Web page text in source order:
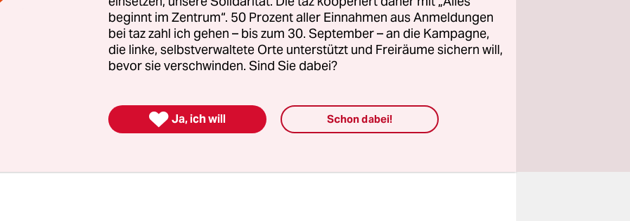
Endlichkeit der Ressourcen ist das Ziel der
neu geschaffen werden: Diese drei Strategien
die Studie des Kölner Instituts.
beginnt im Zentrum“. 50 Prozent aller Einnahmen aus Anmeldungen
bei taz zahl ich gehen – bis zum 30. September – an die Kampagne,
die linke, selbstverwaltete Orte unterstützt und Freiräume sichern will,
bevor sie verschwinden. Sind Sie dabei?
 Ja, ich will Schon dabei!